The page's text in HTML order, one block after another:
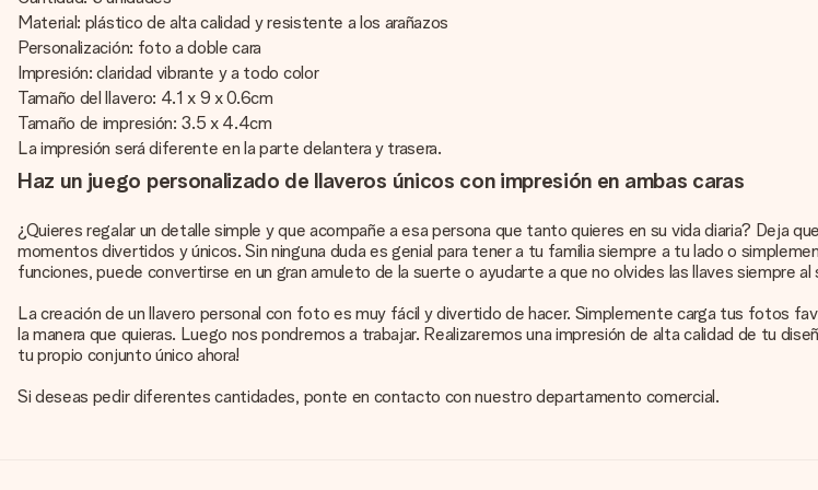
Material: plástico de alta calidad y resistente a los arañazos
Personalización: foto a doble cara
Impresión: claridad vibrante y a todo color
Tamaño del llavero: 4.1 x 9 x 0.6cm
Tamaño de impresión: 3.5 x 4.4cm
La impresión será diferente en la parte delantera y trasera.
Haz un juego personalizado de llaveros únicos con impresión en ambas caras
¿Quieres regalar un detalle simple y que acompañe a esa persona que tanto quieres en su vida diaria? Deja
momentos divertidos y únicos. Sin ninguna duda es genial para tener a tu familia siempre a tu lado o
funciones, puede convertirse en un gran amuleto de la suerte o ayudarte a que no olvides las llaves siempre
La creación de un llavero personal con foto es muy fácil y divertido de hacer. Simplemente carga tus fotos
la manera que quieras. Luego nos pondremos a trabajar. Realizaremos una impresión de alta calidad de tu
tu propio conjunto único ahora!
Si deseas pedir diferentes cantidades, ponte en contacto con nuestro departamento comercial.